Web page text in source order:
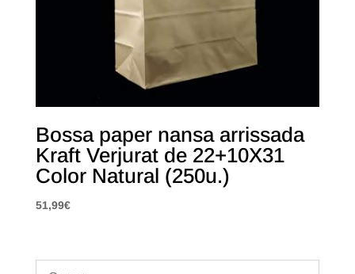
Bossa paper nansa arrissada
Kraft Verjurat de 22+10X31
Color Natural (250u.)
51,99€